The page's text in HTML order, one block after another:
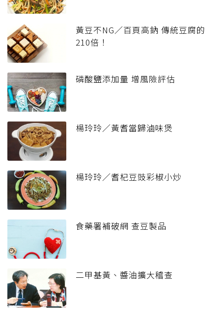
黃豆不NG／百頁高鈉 傳統豆腐的
210倍！
磷酸鹽添加量 增風險評估
楊玲玲／黃耆當歸滷味煲
楊玲玲／耆杞豆豉彩椒小炒
食藥署補破網 查豆製品
二甲基黃、醬油擴大稽查